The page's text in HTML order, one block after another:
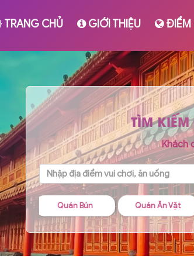
TRANG CHỦ GIỚI THIỆU ĐIỂM
TÌM
Khách
Quán Ăn Vặt Homestay